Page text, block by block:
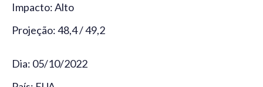
Impacto: Alto
Projeção: 48,4 / 49,2
Dia: 05/10/2022